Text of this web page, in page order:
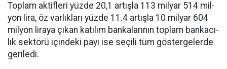
Top­lam ak­tif­le­ri yüz­de 20,1 ar­tış­la 113 mil­yar 514 mil­
yon li­ra, öz var­lık­la­rı yüz­de 11.4 ar­tış­la 10 mil­yar 604
mil­yon li­ra­ya çı­kan ka­tı­lım ban­ka­la­rı­nın top­lam ban­ka­cı­
lık sek­tö­rü için­de­ki pa­yı ise se­çi­li tüm gös­ter­ge­ler­de
ge­ri­le­di.